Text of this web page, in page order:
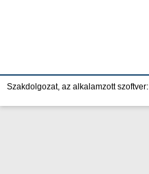
Szakdolgozat, az alkalamzott szoftver: